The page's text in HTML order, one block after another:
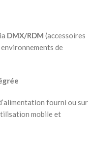
DMX/RDM (accessoires
de
fourni ou sur
mobile et